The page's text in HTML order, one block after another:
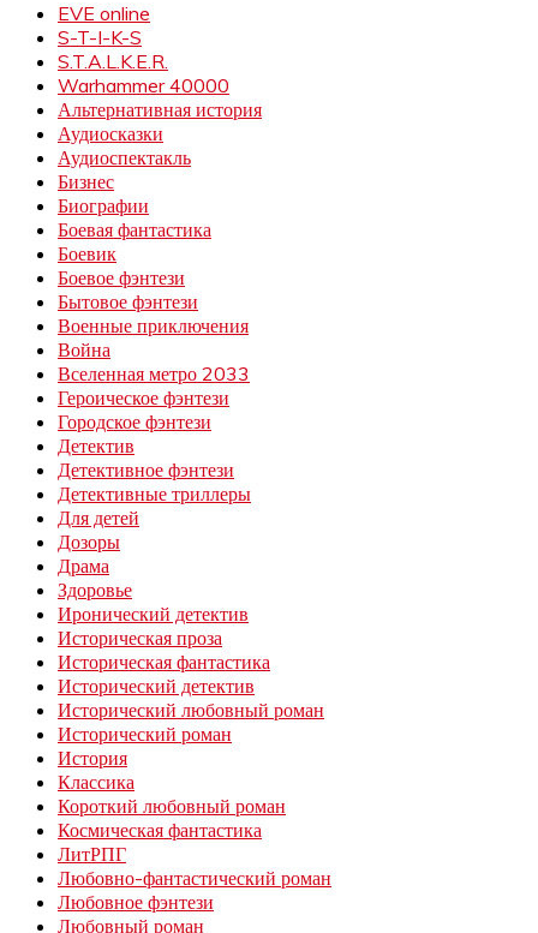
EVE online
S-T-I-K-S
S.T.A.L.K.E.R.
Warhammer 40000
Альтернативная история
Аудиосказки
Аудиоспектакль
Бизнес
Биографии
Боевая фантастика
Боевик
Боевое фэнтези
Бытовое фэнтези
Военные приключения
Война
Вселенная метро 2033
Героическое фэнтези
Городское фэнтези
Детектив
Детективное фэнтези
Детективные триллеры
Для детей
Дозоры
Драма
Здоровье
Иронический детектив
Историческая проза
Историческая фантастика
Исторический детектив
Исторический любовный роман
Исторический роман
История
Классика
Короткий любовный роман
Космическая фантастика
ЛитРПГ
Любовно-фантастический роман
Любовное фэнтези
Любовный роман